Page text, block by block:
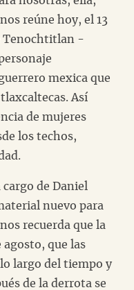
reúne hoy, el 13
Tenochtitlan -
mexica que
Así
de mujeres
los techos,
de Daniel
nuevo para
recuerda que la
que las
largo del tiempo y
de la derrota se